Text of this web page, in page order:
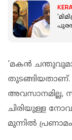
'മകന്‍
അവസാനമില്ല,
ചിരിയുള്ള
മുന്നില്‍